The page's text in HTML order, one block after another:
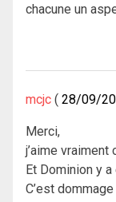
chacune un
mcjc 28/09/
Merci,
j’aime vraiment
Et Dominion y
C’est